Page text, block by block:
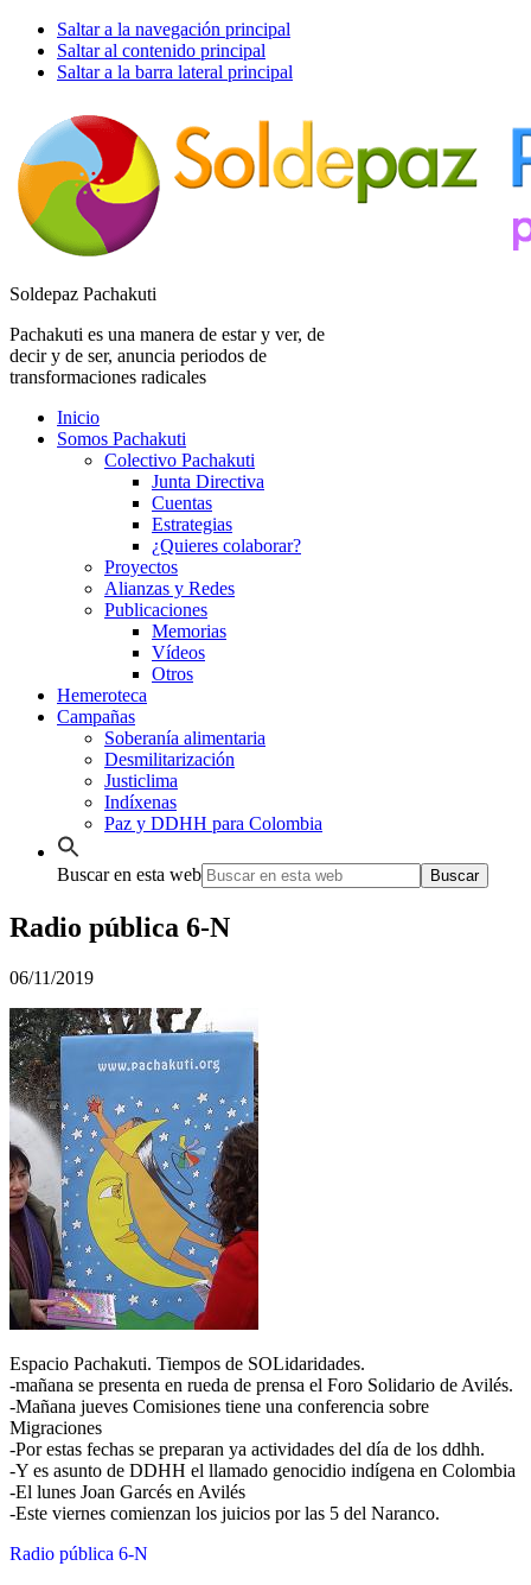
Saltar a la navegación principal
Saltar al contenido principal
Saltar a la barra lateral principal
Soldepaz Pachakuti
Pachakuti es una manera de estar y ver, de
decir y de ser, anuncia periodos de
transformaciones radicales
Inicio
Somos Pachakuti
Colectivo Pachakuti
Junta Directiva
Cuentas
Estrategias
¿Quieres colaborar?
Proyectos
Alianzas y Redes
Publicaciones
Memorias
Vídeos
Otros
Hemeroteca
Campañas
Soberanía alimentaria
Desmilitarización
Justiclima
Indíxenas
Paz y DDHH para Colombia
Buscar en esta web
Radio pública 6-N
06/11/2019
Espacio Pachakuti. Tiempos de SOLidaridades.
-mañana se presenta en rueda de prensa el Foro Solidario de Avilés.
-Mañana jueves Comisiones tiene una conferencia sobre
Migraciones
-Por estas fechas se preparan ya actividades del día de los ddhh.
-Y es asunto de DDHH el llamado genocidio indígena en Colombia
-El lunes Joan Garcés en Avilés
-Este viernes comienzan los juicios por las 5 del Naranco.
Radio pública 6-N